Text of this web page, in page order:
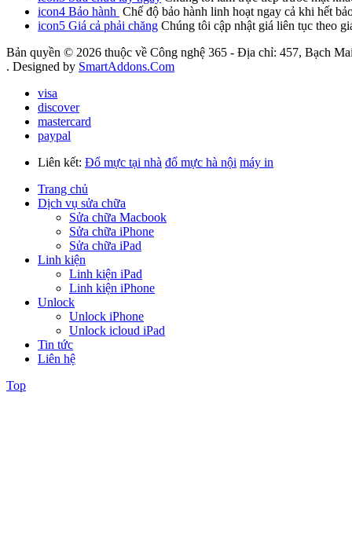
icon4 Bảo hành Chế độ bảo hành linh hoạt ngay cả khi hết
icon5 Giá cả phải chăng Chúng tôi cập nhật giá liên tục theo
Bản quyền © 2026 thuộc về Công nghệ 365 - Địa chỉ: 457, Bạch
. Designed by SmartAddons.Com
visa
discover
mastercard
paypal
Liên kết: Đổ mực tại nhà đổ mực hà nội máy in
Trang chủ
Dịch vụ sửa chữa
Sửa chữa Macbook
Sửa chữa iPhone
Sửa chữa iPad
Linh kiện
Linh kiện iPad
Linh kiện iPhone
Unlock
Unlock iPhone
Unlock icloud iPad
Tin tức
Liên hệ
Top